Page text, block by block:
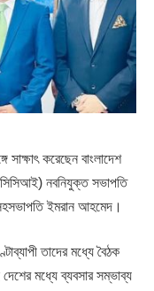
সাক্ষাৎ করেছেন বাংলাদেশ
নবনিযুক্ত সভাপতি
ইমরান আহমেদ।
তাদের মধ্যে বৈঠক
মধ্যে ব্যবসার সম্ভাব্য